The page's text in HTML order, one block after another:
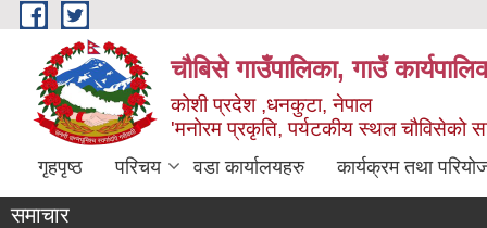
Skip to main content
चौबिसे गाउँपालिका, गाउँ
कोशी प्रदेश ,धनकुटा, नेपाल
'मनोरम प्रकृति, पर्यटकीय स्थल चौविसेको
गृहपृष्ठ परिचय वडा कार्यालयहरु कार्यक्रम तथा
समाचार